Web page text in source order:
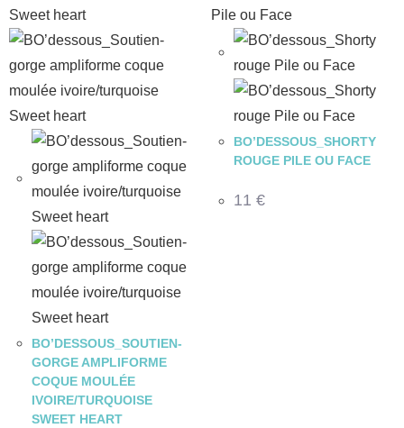
BO’DESSOUS_SOUTIEN-
GORGE AMPLIFORME
COQUE MOULÉE
IVOIRE/TURQUOISE
SWEET HEART
BO’DESSOUS_SHORTY
ROUGE PILE OU FACE
11 €